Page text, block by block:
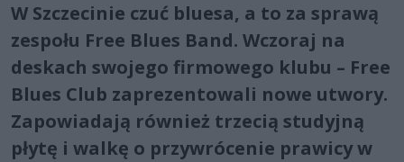
W Szczecinie czuć bluesa, a to za sprawą
zespołu Free Blues Band. Wczoraj na
deskach swojego firmowego klubu – Free
Blues Club zaprezentowali nowe utwory.
Zapowiadają również trzecią studyjną
płytę i walkę o przywrócenie prawicy w